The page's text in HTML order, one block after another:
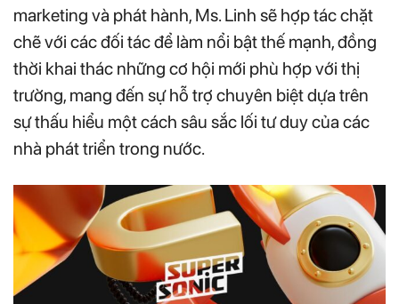
marketing và phát hành, Ms. Linh sẽ hợp tác chặt
chẽ với các đối tác để làm nổi bật thế mạnh, đồng
thời khai thác những cơ hội mới phù hợp với thị
trường, mang đến sự hỗ trợ chuyên biệt dựa trên
sự thấu hiểu một cách sâu sắc lối tư duy của các
nhà phát triển trong nước.